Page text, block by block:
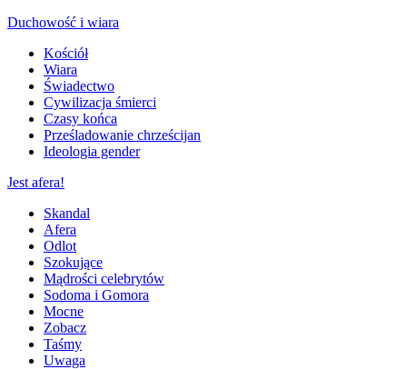
Duchowość i wiara
Kościół
Wiara
Świadectwo
Cywilizacja śmierci
Czasy końca
Prześladowanie chrześcijan
Ideologia gender
Jest afera!
Skandal
Afera
Odlot
Szokujące
Mądrości celebrytów
Sodoma i Gomora
Mocne
Zobacz
Taśmy
Uwaga